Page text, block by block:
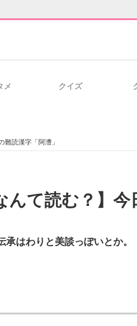
メ クイズ
難読漢字「阿漕」
んて読む？】今
はわりと美談っぽいとか。